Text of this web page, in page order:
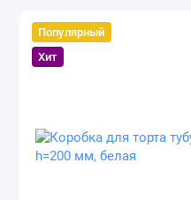
Популярный
Хит